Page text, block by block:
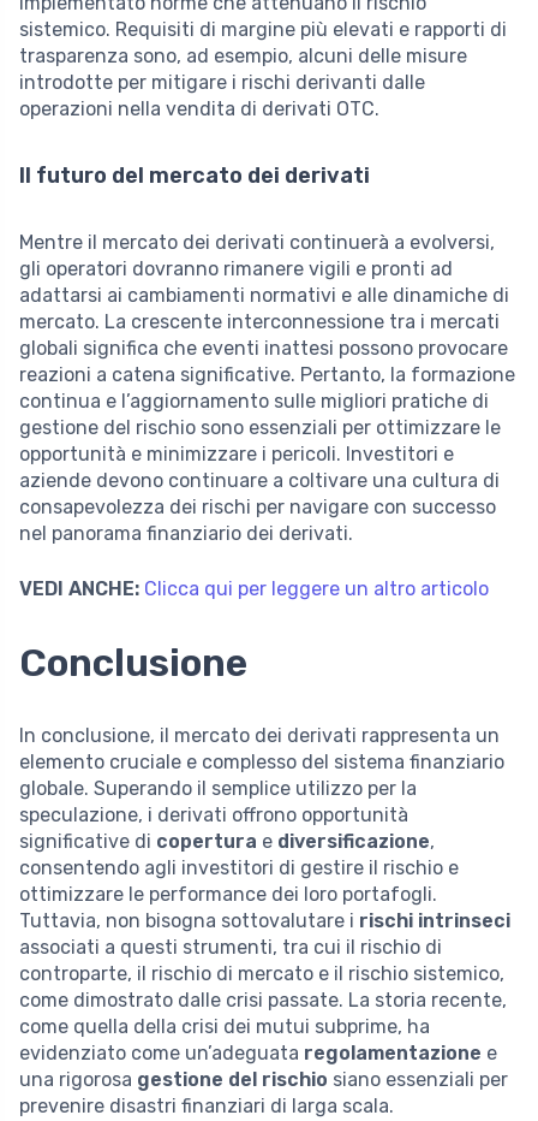
sistemico. Requisiti di margine più elevati e rapporti di
trasparenza sono, ad esempio, alcuni delle misure
introdotte per mitigare i rischi derivanti dalle
operazioni nella vendita di derivati OTC.
Il futuro del mercato dei derivati
Mentre il mercato dei derivati continuerà a evolversi,
gli operatori dovranno rimanere vigili e pronti ad
adattarsi ai cambiamenti normativi e alle dinamiche di
mercato. La crescente interconnessione tra i mercati
globali significa che eventi inattesi possono provocare
reazioni a catena significative. Pertanto, la formazione
continua e l’aggiornamento sulle migliori pratiche di
gestione del rischio sono essenziali per ottimizzare le
opportunità e minimizzare i pericoli. Investitori e
aziende devono continuare a coltivare una cultura di
consapevolezza dei rischi per navigare con successo
nel panorama finanziario dei derivati.
VEDI ANCHE: Clicca qui per leggere un altro articolo
Conclusione
In conclusione, il mercato dei derivati rappresenta un
elemento cruciale e complesso del sistema finanziario
globale. Superando il semplice utilizzo per la
speculazione, i derivati offrono opportunità
significative di copertura e diversificazione,
consentendo agli investitori di gestire il rischio e
ottimizzare le performance dei loro portafogli.
Tuttavia, non bisogna sottovalutare i rischi intrinseci
associati a questi strumenti, tra cui il rischio di
controparte, il rischio di mercato e il rischio sistemico,
come dimostrato dalle crisi passate. La storia recente,
come quella della crisi dei mutui subprime, ha
evidenziato come un’adeguata regolamentazione e
una rigorosa gestione del rischio siano essenziali per
prevenire disastri finanziari di larga scala.